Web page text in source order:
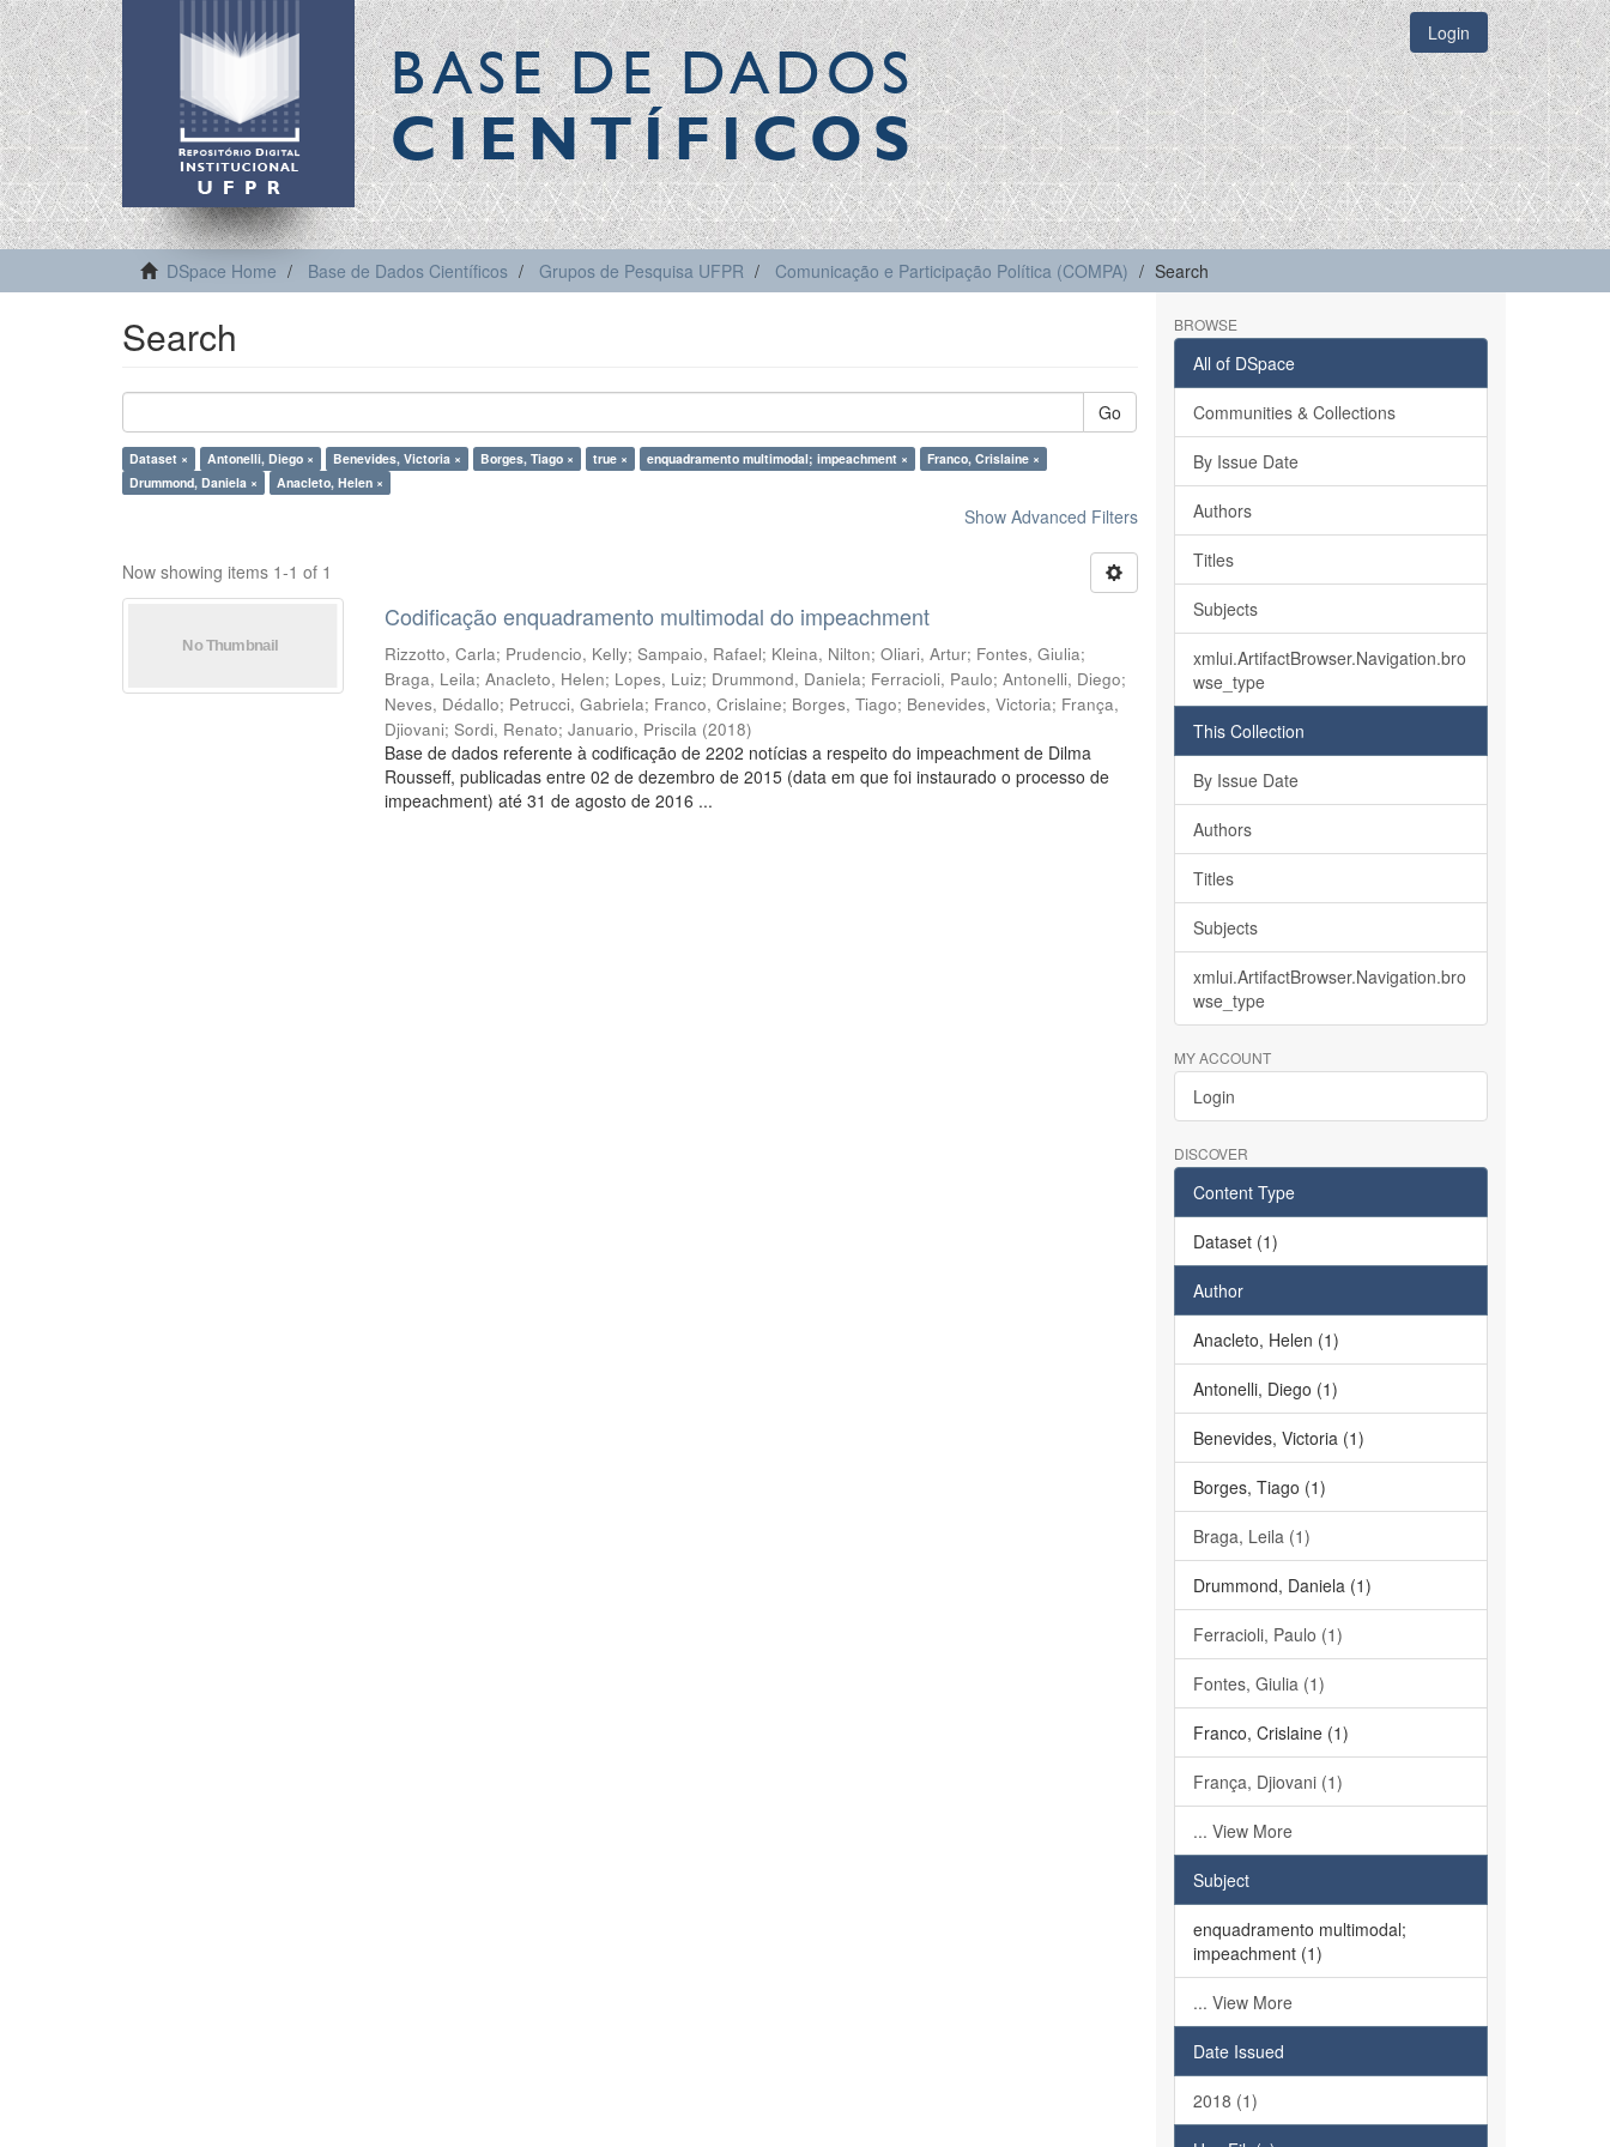
BASE DE DADOS
CIENTÍFICOS
Login
DSpace Home Base de Dados Científicos Grupos de Pesquisa UFPR Comunicação e Participação Política (COMPA) Search
Search
Go
Dataset × Antonelli, Diego × Benevides, Victoria × Borges, Tiago × true × enquadramento multimodal; impeachment ×
Franco, Crislaine ×
Drummond, Daniela ×
Anacleto, Helen ×
Show Advanced Filters
Now showing items 1-1 of 1
Codificação enquadramento multimodal do impeachment
Rizzotto, Carla; Prudencio, Kelly;Sampaio, Rafael; Kleina, Nilton;Oliari, Artur; Fontes, Giulia;
Braga, Leila;Anacleto, Helen; Lopes, Luiz; Drummond, Daniela; Ferracioli, Paulo;Antonelli, Diego;
Neves, Dédallo; Petrucci, Gabriela; Franco, Crislaine; Borges, Tiago; Benevides, Victoria; França,
Djiovani;Sordi, Renato;Januario, Priscila (2018)
Base de dados referente à codificação de 2202 notícias a respeito do impeachment de Dilma
Rousseff, publicadas entre 02 de dezembro de 2015 (data em que foi instaurado o processo de
impeachment) até 31 de agosto de 2016 ...
BROWSE
All of DSpace
Communities & Collections
By Issue Date
Authors
Titles
Subjects
xmlui.ArtifactBrowser.Navigation.bro
wse_type
This Collection
By Issue Date
Authors
Titles
Subjects
xmlui.ArtifactBrowser.Navigation.bro
wse_type
MY ACCOUNT
Login
DISCOVER
Content Type
Dataset (1)
Author
Anacleto, Helen (1)
Antonelli, Diego (1)
Benevides, Victoria (1)
Borges, Tiago (1)
Braga, Leila (1)
Drummond, Daniela (1)
Ferracioli, Paulo (1)
Fontes, Giulia (1)
Franco, Crislaine (1)
França, Djiovani (1)
... View More
Subject
enquadramento multimodal;
impeachment (1)
... View More
Date Issued
2018 (1)